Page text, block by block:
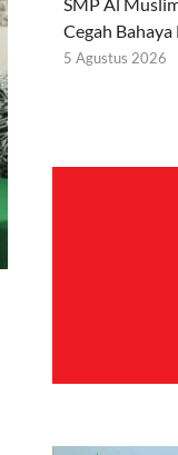
SMP Al
Cegah
5 Agustus 2026